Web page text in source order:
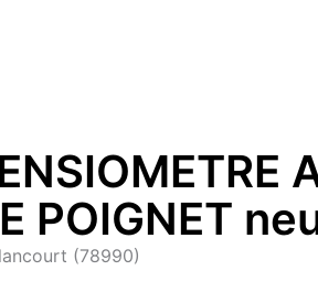
POIGNET
(78990)